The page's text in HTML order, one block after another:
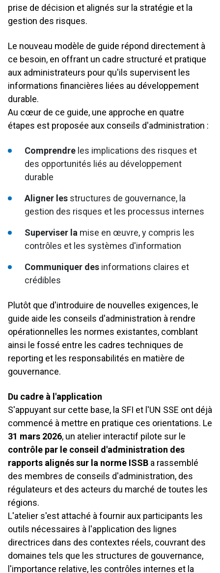
prise de décision et alignés sur la stratégie et la
gestion des risques.
Le nouveau modèle de guide répond directement à
ce besoin, en offrant un cadre structuré et pratique
aux administrateurs pour qu'ils supervisent les
informations financières liées au développement
durable.
Au cœur de ce guide, une approche en quatre
étapes est proposée aux conseils d'administration :
Comprendre les implications des risques et
des opportunités liés au développement
durable
Aligner les structures de gouvernance, la
gestion des risques et les processus internes
Superviser la mise en œuvre, y compris les
contrôles et les systèmes d'information
Communiquer des informations claires et
crédibles
Plutôt que d'introduire de nouvelles exigences, le
guide aide les conseils d'administration à rendre
opérationnelles les normes existantes, comblant
ainsi le fossé entre les cadres techniques de
reporting et les responsabilités en matière de
gouvernance.
Du cadre à l'application
S'appuyant sur cette base, la SFI et l'UN SSE ont déjà
commencé à mettre en pratique ces orientations. Le
31 mars 2026, un atelier interactif pilote sur le
contrôle par le conseil d'administration des
rapports alignés sur la norme ISSB a rassemblé
des membres de conseils d'administration, des
régulateurs et des acteurs du marché de toutes les
régions.
L'atelier s'est attaché à fournir aux participants les
outils nécessaires à l'application des lignes
directrices dans des contextes réels, couvrant des
domaines tels que les structures de gouvernance,
l'importance relative, les contrôles internes et la